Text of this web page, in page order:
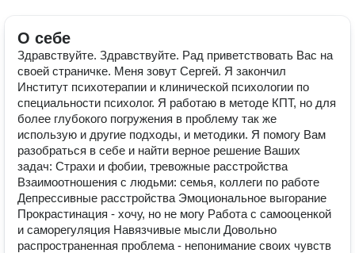
О себе
Здравствуйте. Здравствуйте. Рад приветствовать Вас на
своей страничке. Меня зовут Сергей. Я закончил
Институт психотерапии и клинической психологии по
специальности психолог. Я работаю в методе КПТ, но для
более глубокого погружения в проблему так же
использую и другие подходы, и методики. Я помогу Вам
разобраться в себе и найти верное решение Ваших
задач: Страхи и фобии, тревожные расстройства
Взаимоотношения с людьми: семья, коллеги по работе
Депрессивные расстройства Эмоциональное выгорание
Прокрастинация - хочу, но не могу Работа с самооценкой
и саморегуляция Навязчивые мысли Довольно
распространенная проблема - непонимание своих чувств